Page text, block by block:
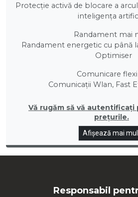
Protecție activă de blocare a
inteligența
Randament mai
Randament energetic cu până
Optimiser
Comunicare
Comunicații Wlan, Fast
Vă rugăm să vă autentificați
prețurile.
Afișează mai
Responsabil